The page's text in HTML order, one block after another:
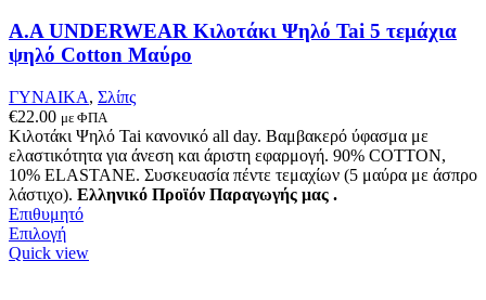
στη
σελίδα
του
A.A UNDERWEAR Κιλοτάκι Ψηλό Tai 5 τεμάχια
ψηλό Cotton Μαύρο
ΓΥΝΑΙΚΑ, Σλίπς
€22.00 με ΦΠΑ
Κιλοτάκι Ψηλό Tai κανονικό all day. Βαμβακερό ύφασμα με
ελαστικότητα για άνεση και άριστη εφαρμογή. 90% COTTON,
10% ELASTANE. Συσκευασία πέντε τεμαχίων (5 μαύρα με άσπρο
λάστιχο). Ελληνικό Προϊόν Παραγωγής μας .
Επιθυμητό
ΕπιλογήΑυτό
το
Quick view